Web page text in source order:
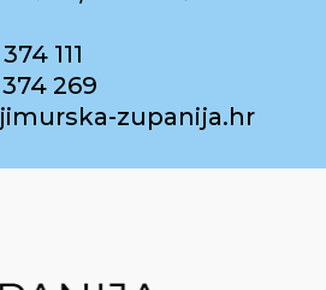
111
269
zupanija.hr